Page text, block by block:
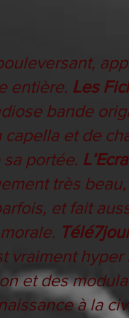
entière. Les
bande
capella et de
portée.
très
et fait
vraiment
et des
à la